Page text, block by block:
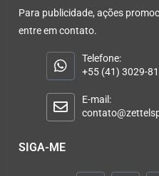
Para publicidade, ações
entre em contato.
Telefone:
+55 (41) 3029-
E-mail:
SIGA-ME